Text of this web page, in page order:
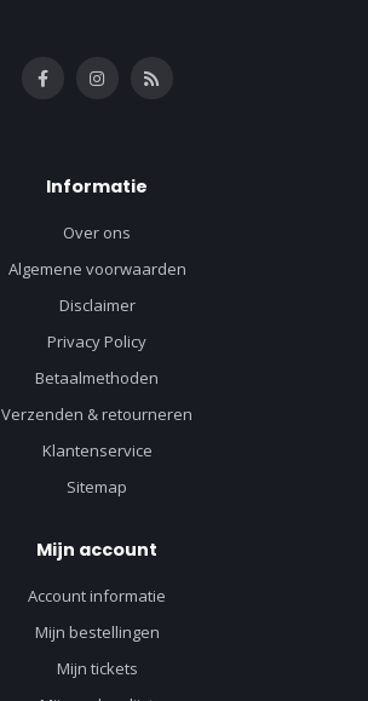
Informatie
Over ons
Algemene voorwaarden
Disclaimer
Privacy Policy
Betaalmethoden
Verzenden & retourneren
Klantenservice
Sitemap
Mijn account
Account informatie
Mijn bestellingen
Mijn tickets